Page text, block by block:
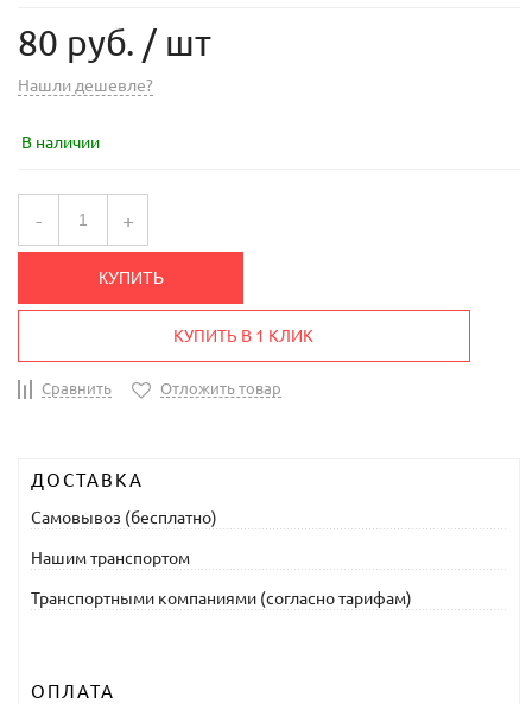
80 руб. / шт
Нашли дешевле?
В наличии
- +
КУПИТЬ
КУПИТЬ В 1 КЛИК
Сравнить Отложить товар
ДОСТАВКА
Самовывоз (бесплатно)
Нашим транспортом
Транспортными компаниями (согласно тарифам)
ОПЛАТА